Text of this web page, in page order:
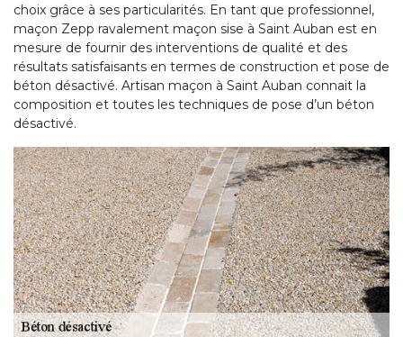
choix grâce à ses particularités. En tant que professionnel,
maçon Zepp ravalement maçon sise à Saint Auban est en
mesure de fournir des interventions de qualité et des
résultats satisfaisants en termes de construction et pose de
béton désactivé. Artisan maçon à Saint Auban connait la
composition et toutes les techniques de pose d’un béton
désactivé.